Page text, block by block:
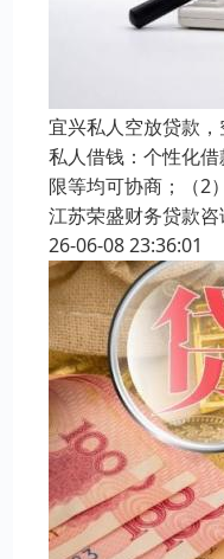
宜兴私人空放贷款
私人借钱：个性化
限等均可协商；（2
江苏荣盛财务贷款咨
26-06-08 23:36:01